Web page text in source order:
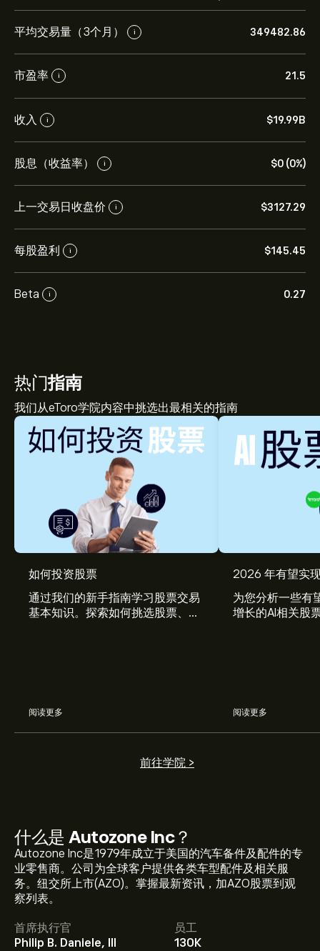
平均交易量（3个月） i 349482.86
市盈率 i 21.5
收入 i ‎$‎19.99B
股息（收益率） i ‎$‎0 (0%)
上一交易日收盘价 i ‎$‎3127.29
每股盈利 i ‎$‎145.45
Beta i 0.27
什么是 Autozone Inc？
Autozone Inc是1979年成立于美国的汽车备件及配件的专
业零售商。公司为全球客户提供各类车型配件及相关服
务。纽交所上市(AZO)。掌握最新资讯，加AZO股票到观
察列表。
首席执行官
Philip B. Daniele, III
员工
130K
热门指南
我们从eToro学院内容中挑选出最相关的指南
如何投资股票
通过我们的新手指南学习股票交易
基本知识。探索如何挑选股票、管
阅读更多
2026 年有望实
为您分析一些有
增长的AI相关股
阅读更多
前往学院 >
AZO 现价为‎$‎3,127.29。
Autozone Inc 的平均价格目标为‎$‎3,127.29。
以取得详细的分析师预测及价格目标。